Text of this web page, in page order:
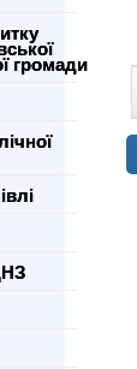
громади